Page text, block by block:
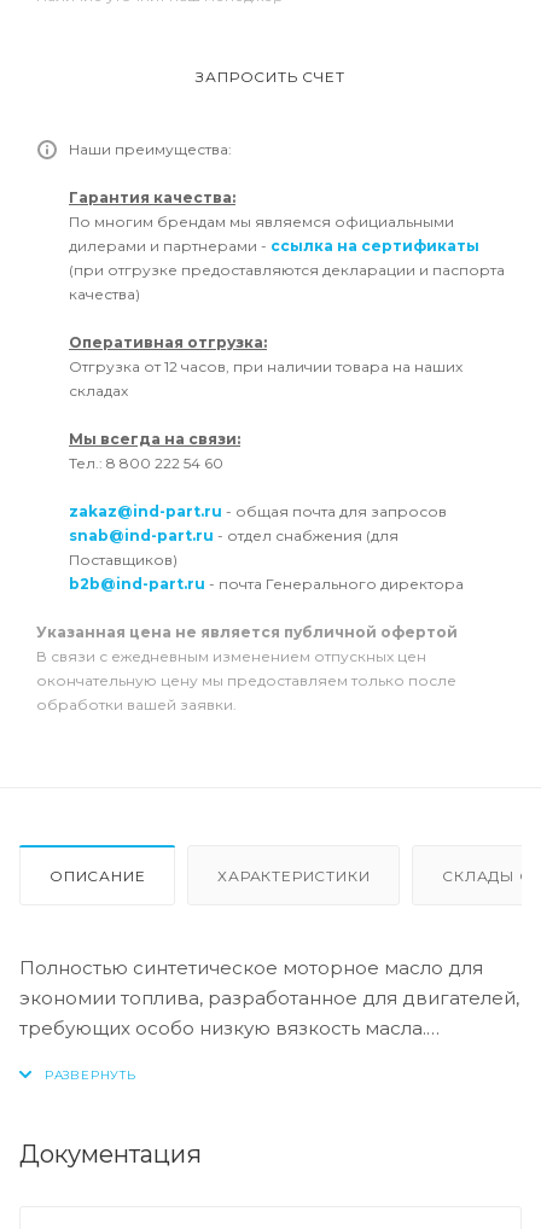
ЗАПРОСИТЬ СЧЕТ
Наши преимущества:
Гарантия качества:
По многим брендам мы являемся официальными
дилерами и партнерами - ссылка на сертификаты
(при отгрузке предоставляются декларации и паспорта
качества)
Оперативная отгрузка:
Отгрузка от 12 часов, при наличии товара на наших
складах
Мы всегда на связи:
Тел.: 8 800 222 54 60
zakaz@ind-part.ru - общая почта для запросов
snab@ind-part.ru - отдел снабжения (для
Поставщиков)
b2b@ind-part.ru - почта Генерального директора
Указанная цена не является публичной офертой
В связи с ежедневным изменением отпускных цен
окончательную цену мы предоставляем только после
обработки вашей заявки.
ОПИСАНИЕ ХАРАКТЕРИСТИКИ СКЛАДЫ
Полностью синтетическое моторное масло для
экономии топлива, разработанное для двигателей,
требующих особо низкую вязкость масла.
низкая вязкость снижает внутреннее трение в
Документация